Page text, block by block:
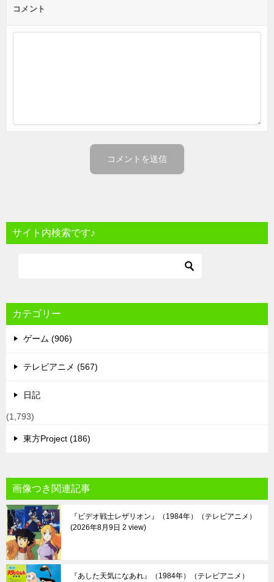
コメント
サイト内検索です♪
カテゴリー
ゲーム (906)
テレビアニメ (567)
日記
(1,793)
東方Project (186)
画像つき関連記事
『ビデオ戦士レザリオン』（1984年）（テレビアニメ）
2026年8月9日 2 view
『あした天気になあれ』（1984年）（テレビアニメ）